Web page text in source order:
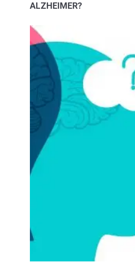
ALZHEIMER?